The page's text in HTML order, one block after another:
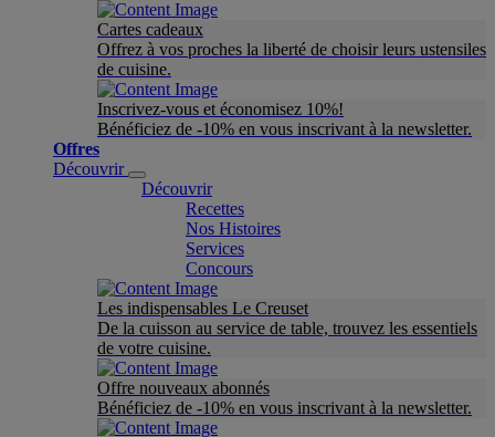
Cartes cadeaux
Offrez à vos proches la liberté de choisir leurs ustensiles
de cuisine.
Inscrivez-vous et économisez 10%!
Bénéficiez de -10% en vous inscrivant à la newsletter.
Offres
Découvrir
Découvrir
Recettes
Nos Histoires
Services
Concours
Les indispensables Le Creuset
De la cuisson au service de table, trouvez les essentiels
de votre cuisine.
Offre nouveaux abonnés
Bénéficiez de -10% en vous inscrivant à la newsletter.